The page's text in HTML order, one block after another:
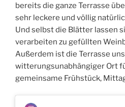
bereits die ganze Terrasse
sehr leckere und völlig
Und selbst die Blätter lassen
verarbeiten zu gefüllten
Außerdem ist die Terrasse
witterungsunabhängiger Ort
gemeinsame Frühstück,